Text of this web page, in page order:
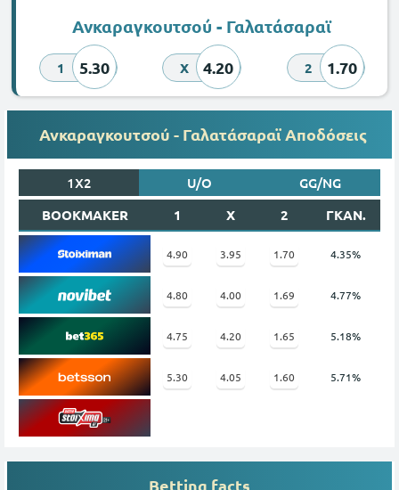
Ανκαραγκουτσού - Γαλατάσαραϊ
1 5.30 X 4.20 2 1.70
Ανκαραγκουτσού - Γαλατάσαραϊ Αποδόσεις
1X2 U/O
GG/NG
BOOKMAKER
1 X 2 ΓΚΑΝ.
4.90 3.95 1.70 4.35%
4.80 4.00 1.69 4.77%
4.75 4.20 1.65 5.18%
5.30 4.05 1.60 5.71%
Betting facts